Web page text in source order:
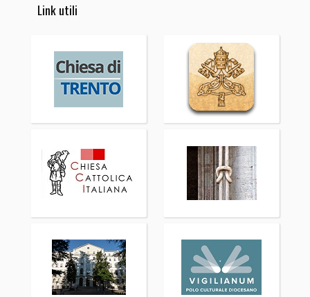
Link utili